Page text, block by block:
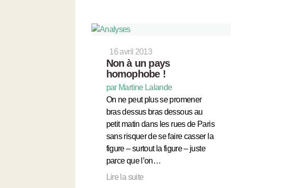
16 avril 2013
Non à un pays
homophobe !
par Martine Lalande
On ne peut plus se promener
bras dessus bras dessous au
petit matin dans les rues de Paris
sans risquer de se faire casser la
figure – surtout la figure – juste
parce que l’on…
Lire la suite